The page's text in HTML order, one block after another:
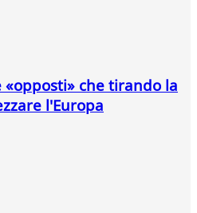
che tirando la
l'Europa